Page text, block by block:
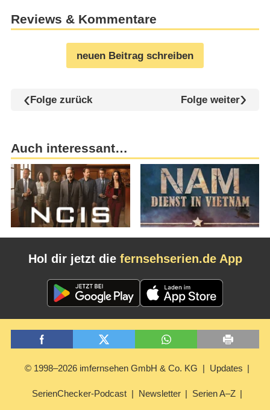
Reviews & Kommentare
neuen Beitrag schreiben
Folge zurück Folge weiter
Auch interessant…
Hol dir jetzt die fernsehserien.de App
© 1998–2026 imfernsehen GmbH & Co. KG Updates
SerienChecker-Podcast Newsletter Serien A–Z